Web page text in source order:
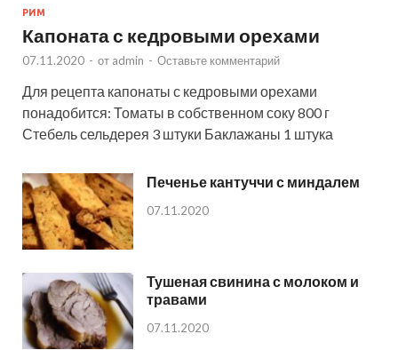
РИМ
Капоната с кедровыми орехами
07.11.2020 - от admin - Оставьте комментарий
Для рецепта капонаты с кедровыми орехами
понадобится: Томаты в собственном соку 800 г
Стебель сельдерея 3 штуки Баклажаны 1 штука
Печенье кантуччи с миндалем
07.11.2020
Тушеная свинина с молоком и
травами
07.11.2020